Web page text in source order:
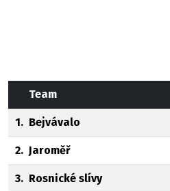
Team
1. Bejvávalo
2. Jaroměř
3. Rosnické slívy